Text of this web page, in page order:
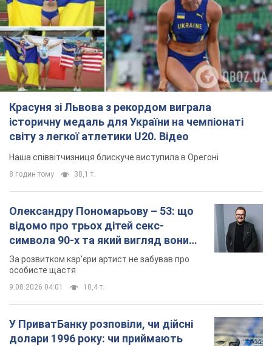
Красуня зі Львова з рекордом виграла
історичну медаль для України на чемпіонаті
світу з легкої атлетики U20. Відео
Наша співвітчизниця блискуче виступила в Орегоні
8 годин тому 38,1 т.
Олександру Пономарьову – 53: що
відомо про трьох дітей секс-
символа 90-х та який вигляд вони
мають
За розвитком кар'єри артист не забував про
особисте щастя
9.08.2026 04:01 10,4 т.
У ПриватБанку розповіли, чи дійсні
долари 1996 року: чи приймають